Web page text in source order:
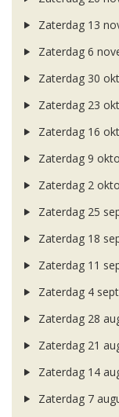
Zaterdag 13
Zaterdag 6
Zaterdag 30
Zaterdag 23
Zaterdag 16
Zaterdag 9
Zaterdag 2
Zaterdag 25
Zaterdag 18
Zaterdag 11
Zaterdag 4
Zaterdag 28
Zaterdag 21
Zaterdag 14
Zaterdag 7